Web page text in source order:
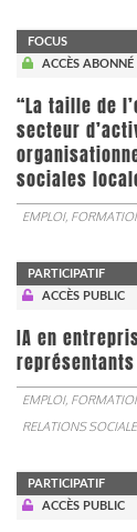
FOCUS
ACCÈS ABONNÉ
“La taille de
secteur
sociales
EMPLOI,
PARTICIPATIF
ACCÈS PUBLIC
IA en
EMPLOI,
RELATIONS
PARTICIPATIF
ACCÈS PUBLIC